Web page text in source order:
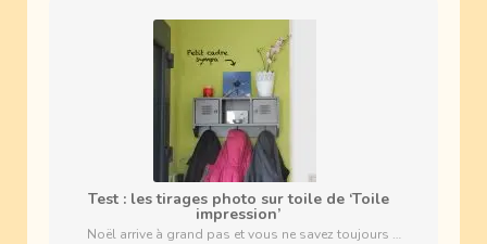
Test : les tirages photo sur toile de ‘Toile
impression’
Noël arrive à grand pas et vous ne savez toujours …